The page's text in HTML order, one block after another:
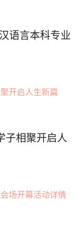
语言本科专业
子相聚开启人